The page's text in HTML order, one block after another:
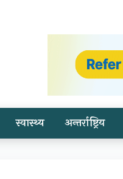
स्वास्थ्य अन्तर्राष्ट्रिय